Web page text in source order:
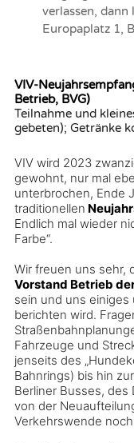
verlassen, dann
Europaplatz 1,
VIV-
Betrieb, BVG)
Teilnahme und
gebeten); Getränke
VIV wird 2023
gewohnt, nur mal
unterbrochen, Ende
traditionellen
Endlich mal wieder
Farbe“.
Wir freuen uns sehr,
Vorstand Betrieb
sein und uns einiges
berichten wird.
Fahrzeuge und
jenseits des
Bahnrings) bis hin
Berliner Busses,
von der
Verkehrswende